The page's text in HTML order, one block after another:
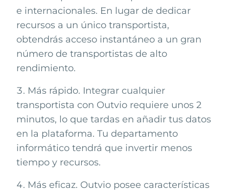
e internacionales. En lugar de dedicar
recursos a un único transportista,
obtendrás acceso instantáneo a un gran
número de transportistas de alto
rendimiento.
Más rápido. Integrar cualquier
transportista con Outvio requiere unos 2
minutos, lo que tardas en añadir tus datos
en la plataforma. Tu departamento
informático tendrá que invertir menos
tiempo y recursos.
Más eficaz. Outvio posee características